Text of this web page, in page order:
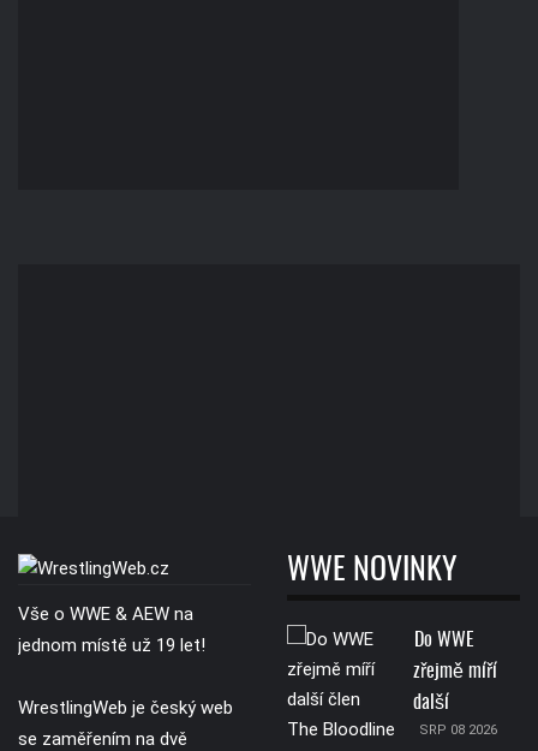
Vše o WWE & AEW na
jednom místě už 19 let!
WrestlingWeb je český web
se zaměřením na dvě
WWE NOVINKY
Do WWE
zřejmě míří
další
SRP 08 2026